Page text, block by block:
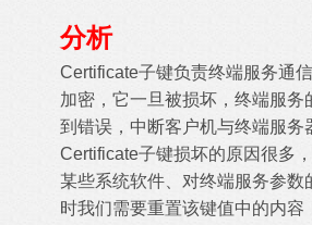
分析
Certificate子键负责终端服务通
加密，它一旦被损坏，终端服务
到错误，中断客户机与终端服务
Certificate子键损坏的原因很多
某些系统软件、对终端服务参数
时我们需要重置该键值中的内容